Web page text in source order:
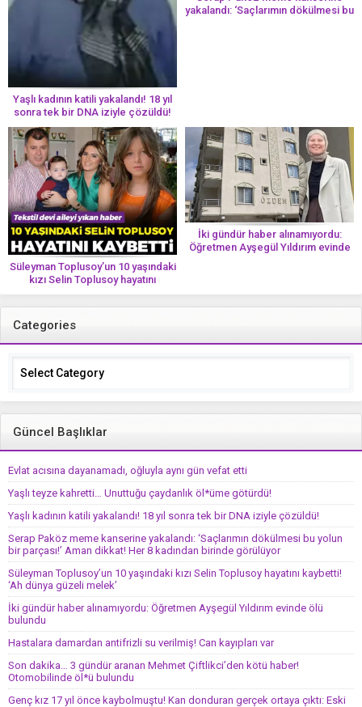
Yaşlı kadının katili yakalandı! 18 yıl
sonra tek bir DNA iziyle çözüldü!
yakalandı: ‘Saçlarımın dökülmesi bu
Süleyman Toplusoy’un 10 yaşındaki
kızı Selin Toplusoy hayatını
kaybetti! ‘Ah dünya güzeli melek’
İki gündür haber alınamıyordu:
Öğretmen Ayşegül Yıldırım evinde
Categories
Categories
Güncel Başlıklar
Evlat acısına dayanamadı, oğluyla aynı gün vefat etti
Yaşlı teyze kahretti… Unuttuğu çaydanlık öl*üme götürdü!
Yaşlı kadının katili yakalandı! 18 yıl sonra tek bir DNA iziyle çözüldü!
Serap Paköz meme kanserine yakalandı: ‘Saçlarımın dökülmesi bu yolun
bir parçası!’ Aman dikkat! Her 8 kadından birinde görülüyor
Süleyman Toplusoy’un 10 yaşındaki kızı Selin Toplusoy hayatını kaybetti!
‘Ah dünya güzeli melek’
İki gündür haber alınamıyordu: Öğretmen Ayşegül Yıldırım evinde ölü
bulundu
Hastalara damardan antifrizli su verilmiş! Can kayıpları var
Son dakika… 3 gündür aranan Mehmet Çiftlikci’den kötü haber!
Otomobilinde öl*ü bulundu
Genç kız 17 yıl önce kaybolmuştu! Kan donduran gerçek ortaya çıktı: Eski